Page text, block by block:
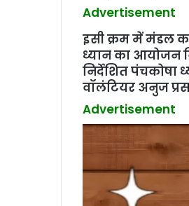
Advertisement
इसी क्रम में मंडल
ध्यान का आयोजन
निर्देशित
वॉलंटियर अनुज
Advertisement